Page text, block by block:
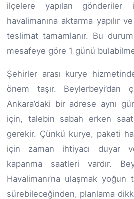
ilçelere yapılan
havalimanına aktarma yapılır
teslimat tamamlanır. Bu
mesafeye göre 1 günü
Şehirler arası kurye
önem taşır. Beylerbeyi’dan
Ankara’daki bir adrese aynı
için, talebin sabah erken
gerekir. Çünkü kurye, paketi
için zaman ihtiyacı duyar
kapanma saatleri vardır.
Havalimanı’na ulaşmak
sürebileceğinden, planlama